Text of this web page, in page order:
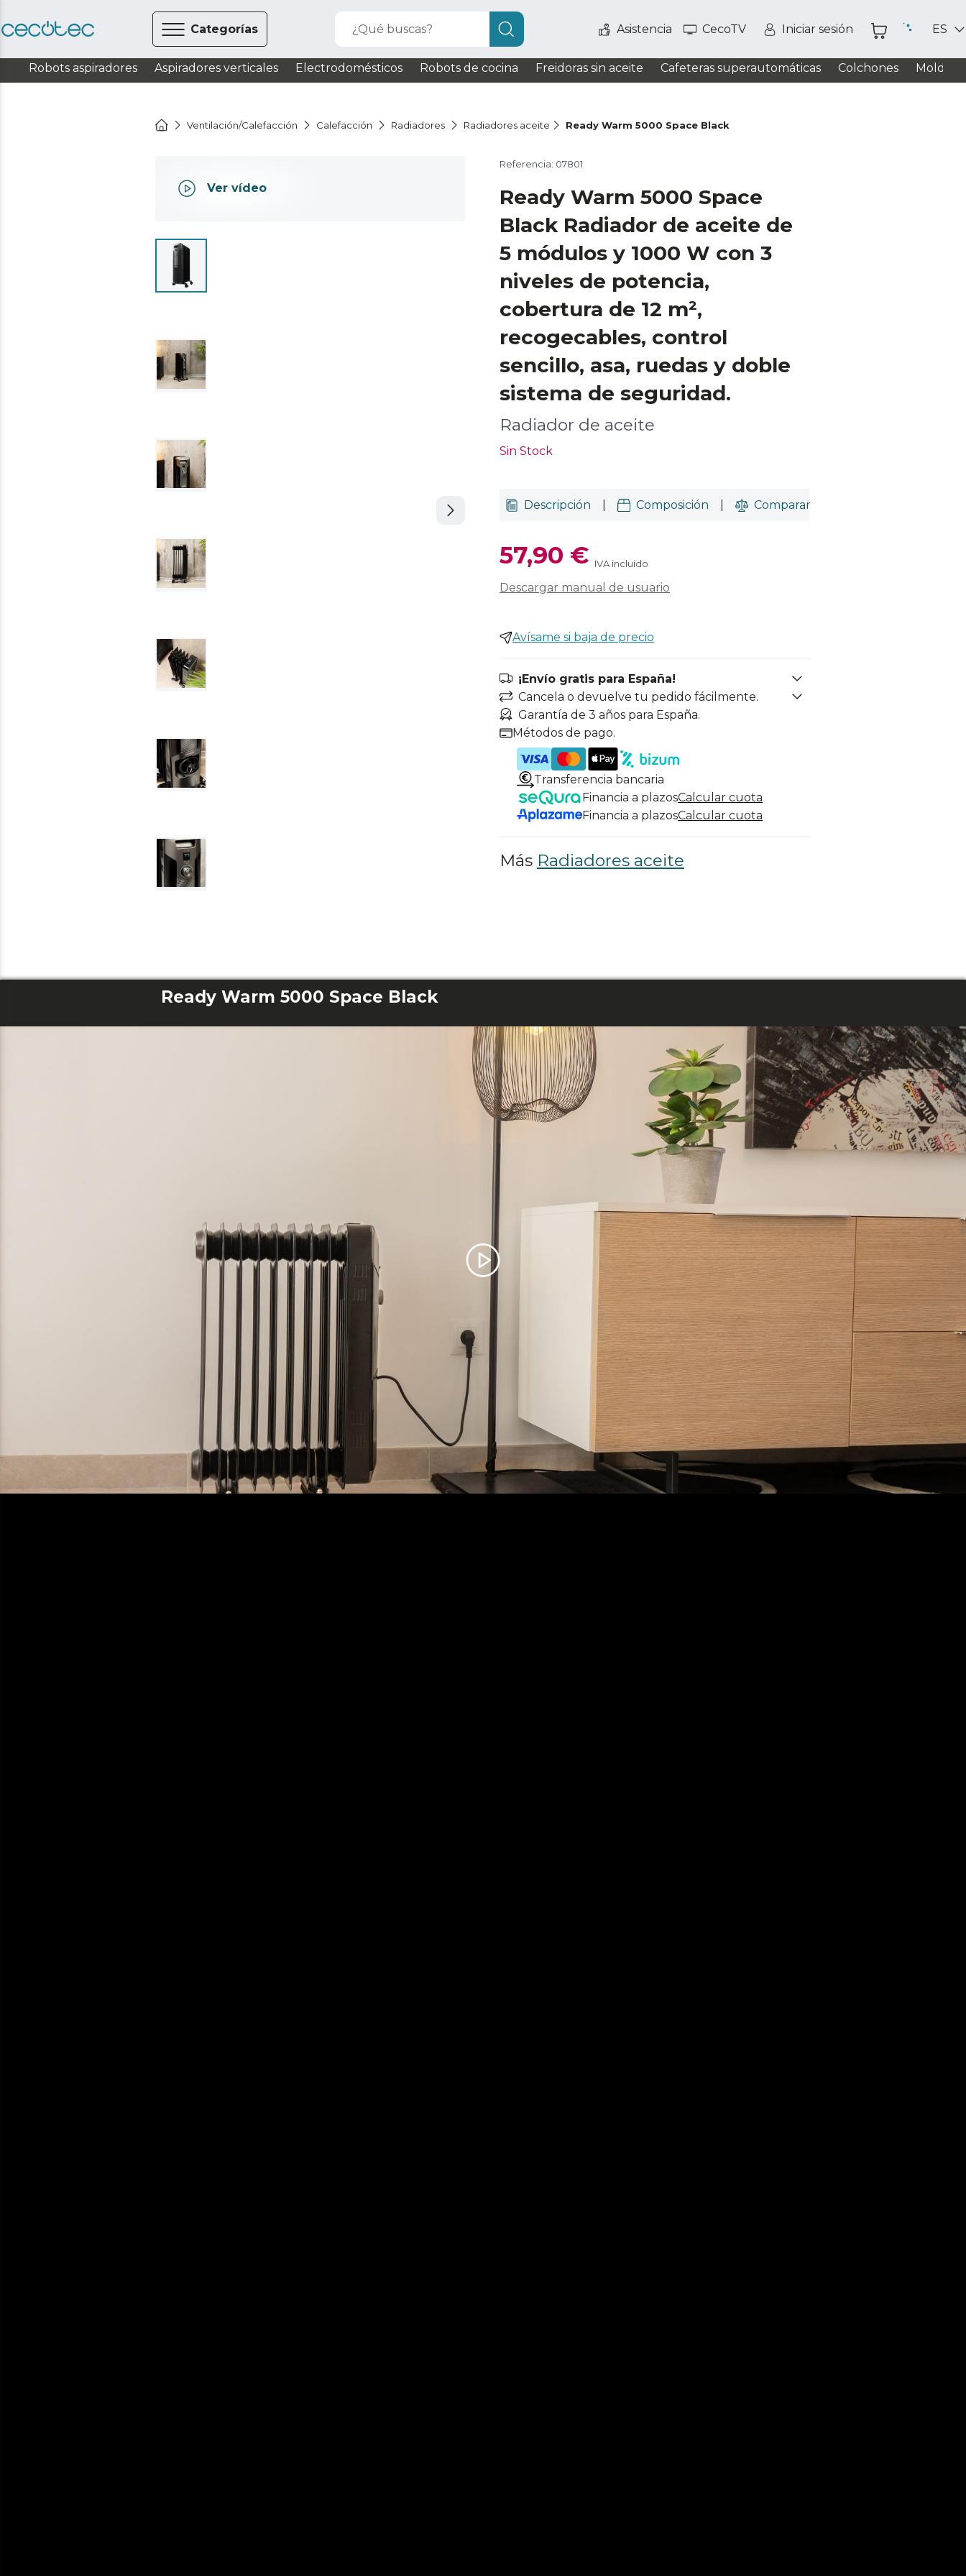
Categorías ¿Qué buscas? Asistencia CecoTV Iniciar sesión ES
Robots aspiradores Aspiradores verticales Electrodomésticos Robots de cocina Freidoras sin aceite Cafeteras superautomáticas Colchones
Ventilación/Calefacción Calefacción Radiadores Radiadores aceite Ready Warm 5000 Space Black
Ver vídeo
Referencia: 07801
Ready Warm 5000 Space
Black Radiador de aceite de
5 módulos y 1000 W con 3
niveles de potencia,
cobertura de 12 m²,
recogecables, control
sencillo, asa, ruedas y doble
sistema de seguridad.
Radiador de aceite
Sin Stock
Descripción Composición Comparar
57,90 € IVA incluido
Descargar manual de usuario
Avísame si baja de precio
¡Envío gratis para España!
Cancela o devuelve tu pedido fácilmente.
Garantía de 3 años para España.
Métodos de pago.
Transferencia bancaria
Financia a plazosCalcular cuota
Financia a plazosCalcular cuota
Más Radiadores aceite
Ready Warm 5000 Space Black